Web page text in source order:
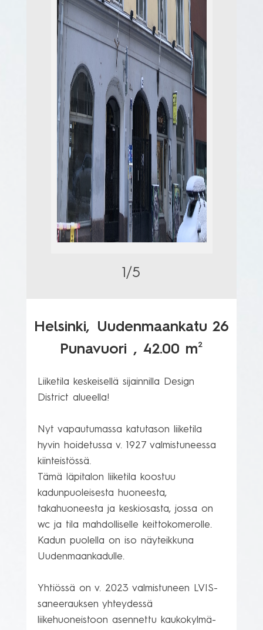
1/5
Helsinki, Uudenmaankatu 26
Punavuori , 42.00 m2
Liiketila keskeisellä sijainnilla Design
District alueella!
Nyt vapautumassa katutason liiketila
hyvin hoidetussa v. 1927 valmistuneessa
kiinteistössä.
Tämä läpitalon liiketila koostuu
kadunpuoleisesta huoneesta,
takahuoneesta ja keskiosasta, jossa on
wc ja tila mahdolliselle keittokomerolle.
Kadun puolella on iso näyteikkuna
Uudenmaankadulle.
Yhtiössä on v. 2023 valmistuneen LVIS-
saneerauksen yhteydessä
liikehuoneistoon asennettu kaukokylmä-